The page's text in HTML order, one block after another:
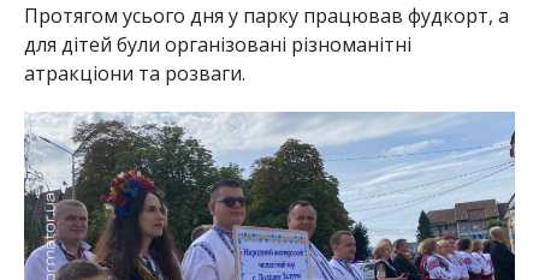
Протягом усього дня у парку працював фудкорт, а
для дітей були організовані різноманітні
атракціони та розваги.